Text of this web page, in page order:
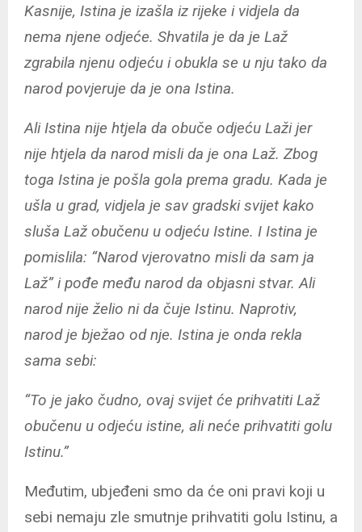
Kasnije, Istina je izašla iz rijeke i vidjela da
nema njene odjeće. Shvatila je da je Laž
zgrabila njenu odjeću i obukla se u nju tako da
narod povjeruje da je ona Istina.
Ali Istina nije htjela da obuče odjeću Laži jer
nije htjela da narod misli da je ona Laž. Zbog
toga Istina je pošla gola prema gradu. Kada je
ušla u grad, vidjela je sav gradski svijet kako
sluša Laž obučenu u odjeću Istine. I Istina je
pomislila: “Narod vjerovatno misli da sam ja
Laž” i pođe među narod da objasni stvar. Ali
narod nije želio ni da čuje Istinu. Naprotiv,
narod je bježao od nje. Istina je onda rekla
sama sebi:
“To je jako čudno, ovaj svijet će prihvatiti Laž
obučenu u odjeću istine, ali neće prihvatiti golu
Istinu.”
Međutim, ubjeđeni smo da će oni pravi koji u
sebi nemaju zle smutnje prihvatiti golu Istinu, a